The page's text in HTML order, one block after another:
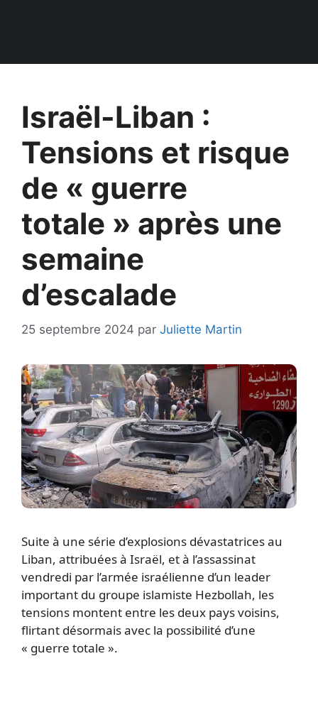
Israël-Liban :
Tensions et risque
de « guerre
totale » après une
semaine
d’escalade
25 septembre 2024 par Juliette Martin
Suite à une série d’explosions dévastatrices au
Liban, attribuées à Israël, et à l’assassinat
vendredi par l’armée israélienne d’un leader
important du groupe islamiste Hezbollah, les
tensions montent entre les deux pays voisins,
flirtant désormais avec la possibilité d’une
« guerre totale ».